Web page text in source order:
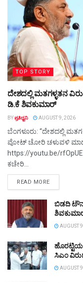
TOP STORY
ದೇಶದಲ್ಲಿ ಮತಗಳ್ಳತನ
ಡಿ.ಕೆ ಶಿವಕುಮಾರ್
BYಪ್ರತಿಧ್ವನಿ AUGUST 9, 2026
ಬೆಂಗಳೂರು: “ದೇಶದಲ್ಲಿ
ವೋಟ್ ಚೋರಿ ಚಳುವಳಿ
https://youtu.be/
ಕಚೇರಿ...
READ MOREDETAILS
ಬಿಡದಿ
AUGUST
ಸಿಎಂ
AUGUST